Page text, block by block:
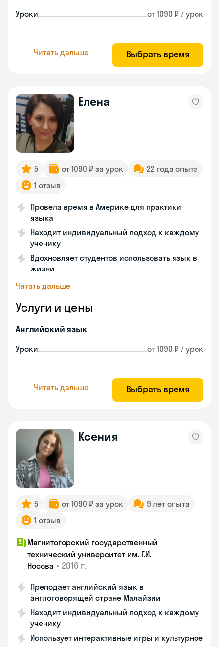
Уроки от 1090 ₽ / урок
Читать дальше Выбрать время
Елена
5 от 1090 ₽ за урок
22 года опыта
1 отзыв
Провела время в Америке для практики
языка
Находит индивидуальный подход к каждому
ученику
Вдохновляет студентов использовать язык в
жизни
Читать дальше
Услуги и цены
Английский язык
Уроки от 1090 ₽ / урок
Читать дальше Выбрать время
Ксения
5 от 1090 ₽ за урок
9 лет опыта
1 отзыв
Магнитогорский государственный
технический университет им. Г.И.
Носова • 2016 г.
Преподает английский язык в
англоговорящей стране Малайзии
Находит индивидуальный подход к каждому
ученику
Использует интерактивные игры и культурное